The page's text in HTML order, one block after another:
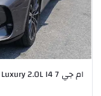
ام جي 7 Luxury 2.0L I4